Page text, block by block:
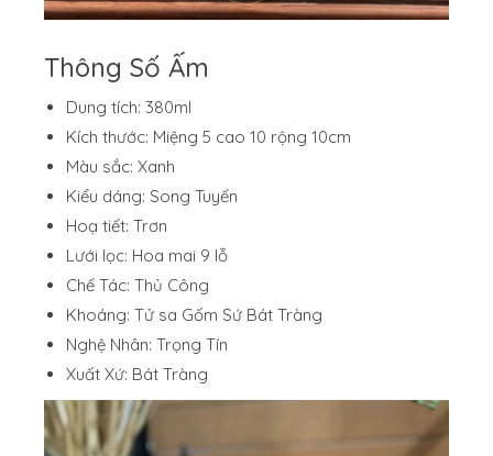
Thông Số Ấm
Dung tích: 380ml
Kích thước: Miệng 5 cao 10 rộng 10cm
Màu sắc: Xanh
Kiểu dáng: Song Tuyến
Hoạ tiết: Trơn
Lưới lọc: Hoa mai 9 lỗ
Chế Tác: Thủ Công
Khoáng: Tử sa Gốm Sứ Bát Tràng
Nghệ Nhân: Trọng Tín
Xuất Xứ: Bát Tràng